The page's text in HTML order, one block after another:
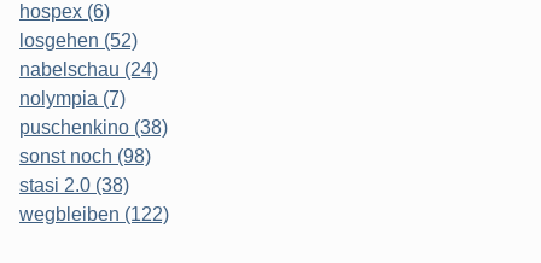
hospex (6)
losgehen (52)
nabelschau (24)
nolympia (7)
puschenkino (38)
sonst noch (98)
stasi 2.0 (38)
wegbleiben (122)